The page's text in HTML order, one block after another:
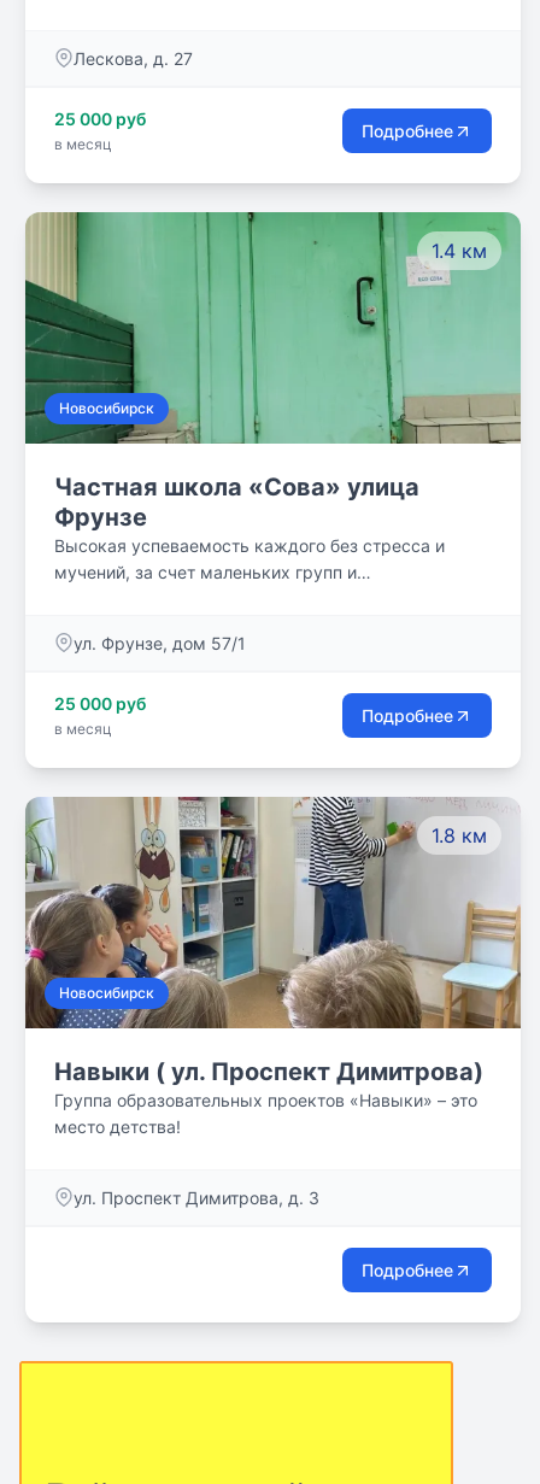
пространство школы, где каждый может быть
Лескова, д. 27
25 000 руб
в месяц
Подробнее
1.4 км
Новосибирск
Частная школа «Сова» улица
Фрунзе
Высокая успеваемость каждого без стресса и
мучений, за счет маленьких групп и
ул. Фрунзе, дом 57/1
25 000 руб
в месяц
Подробнее
1.8 км
Новосибирск
Навыки ( ул. Проспект Димитрова)
Группа образовательных проектов «Навыки» – это
место детства!
ул. Проспект Димитрова, д. 3
Подробнее